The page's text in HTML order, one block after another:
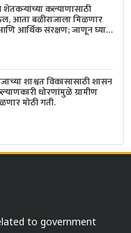
शेतकऱ्यांच्या कल्याणासाठी
आता बळीराजाला मिळणार
आर्थिक संरक्षण; जाणून घ्या
शाश्वत विकासासाठी शासन
धोरणांमुळे ग्रामीण
मोठी गती.
to government